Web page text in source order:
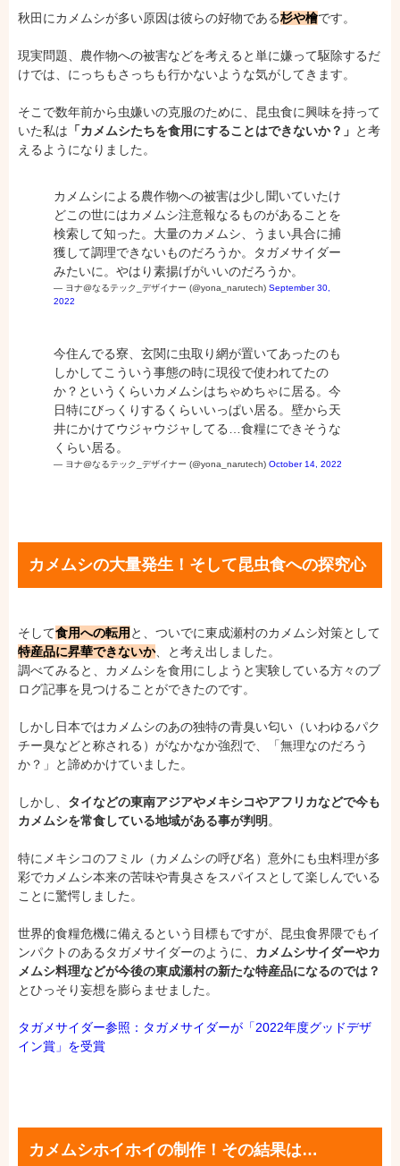
秋田にカメムシが多い原因は彼らの好物である杉や檜です。
現実問題、農作物への被害などを考えると単に嫌って駆除するだ
けでは、にっちもさっちも行かないような気がしてきます。
そこで数年前から虫嫌いの克服のために、昆虫食に興味を持って
いた私は 「カメムシたちを食用にすることはできないか？」 と考
えるようになりました。
カメムシによる農作物への被害は少し聞いていたけ
どこの世にはカメムシ注意報なるものがあることを
検索して知った。大量のカメムシ、うまい具合に捕
獲して調理できないものだろうか。タガメサイダー
みたいに。やはり素揚げがいいのだろうか。
— ヨナ@なるテック_デザイナー (@yona_narutech) September 30,
2022
今住んでる寮、玄関に虫取り網が置いてあったのも
しかしてこういう事態の時に現役で使われてたの
か？というくらいカメムシはちゃめちゃに居る。今
日特にびっくりするくらいいっぱい居る。壁から天
井にかけてウジャウジャしてる…食糧にできそうな
くらい居る。
— ヨナ@なるテック_デザイナー (@yona_narutech) October 14, 2022
カメムシの大量発生！そして昆虫食への探究心
そして食用への転用 と、ついでに東成瀬村のカメムシ対策として
特産品に昇華できないか、と考え出しました。
調べてみると、カメムシを食用にしようと実験している方々のブ
ログ記事を見つけることができたのです。
しかし日本ではカメムシのあの独特の青臭い匂い（いわゆるパク
チー臭などと称される）がなかなか強烈で、「無理なのだろう
か？」と諦めかけていました。
しかし、 タイなどの東南アジアやメキシコやアフリカなどで今も
カメムシを常食している地域がある事が判明。
特にメキシコのフミル（カメムシの呼び名）意外にも虫料理が多
彩でカメムシ本来の苦味や青臭さをスパイスとして楽しんでいる
ことに驚愕しました。
世界的食糧危機に備えるという目標もですが、昆虫食界隈でもイ
ンパクトのあるタガメサイダーのように、 カメムシサイダーやカ
メムシ料理などが今後の東成瀬村の新たな特産品になるのでは？
とひっそり妄想を膨らませました。
タガメサイダー参照：タガメサイダーが「2022年度グッドデザ
イン賞」を受賞
カメムシホイホイの制作！その結果は…